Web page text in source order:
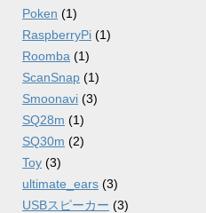
Poken (1)
RaspberryPi (1)
Roomba (1)
ScanSnap (1)
Smoonavi (3)
SQ28m (1)
SQ30m (2)
Toy (3)
ultimate_ears (3)
USBスピーカー (3)